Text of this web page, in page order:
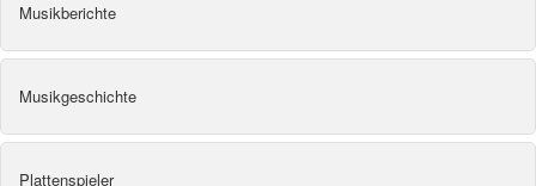
Musikberichte
Musikgeschichte
Plattenspieler